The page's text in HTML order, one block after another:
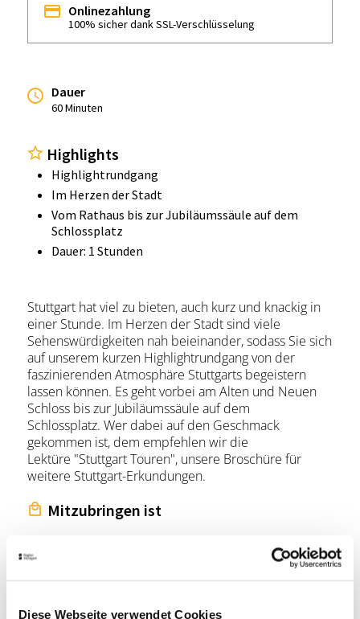
Diese Webseite verwendet Cookies
Onlinezahlung
100% sicher dank SSL-Verschlüsselung
Dauer
60 Minuten
Highlights
Highlightrundgang
Im Herzen der Stadt
Vom Rathaus bis zur Jubiläumssäule auf dem
Schlossplatz
Dauer: 1 Stunden
Stuttgart hat viel zu bieten, auch kurz und knackig in
einer Stunde. Im Herzen der Stadt sind viele
Sehenswürdigkeiten nah beieinander, sodass Sie sich
auf unserem kurzen Highlightrundgang von der
faszinierenden Atmosphäre Stuttgarts begeistern
lassen können. Es geht vorbei am Alten und Neuen
Schloss bis zur Jubiläumssäule auf dem
Schlossplatz. Wer dabei auf den Geschmack
gekommen ist, dem empfehlen wir die
Lektüre "Stuttgart Touren", unsere Broschüre für
weitere Stuttgart-Erkundungen.
Mitzubringen ist
Hinweis an die Teilnehmer